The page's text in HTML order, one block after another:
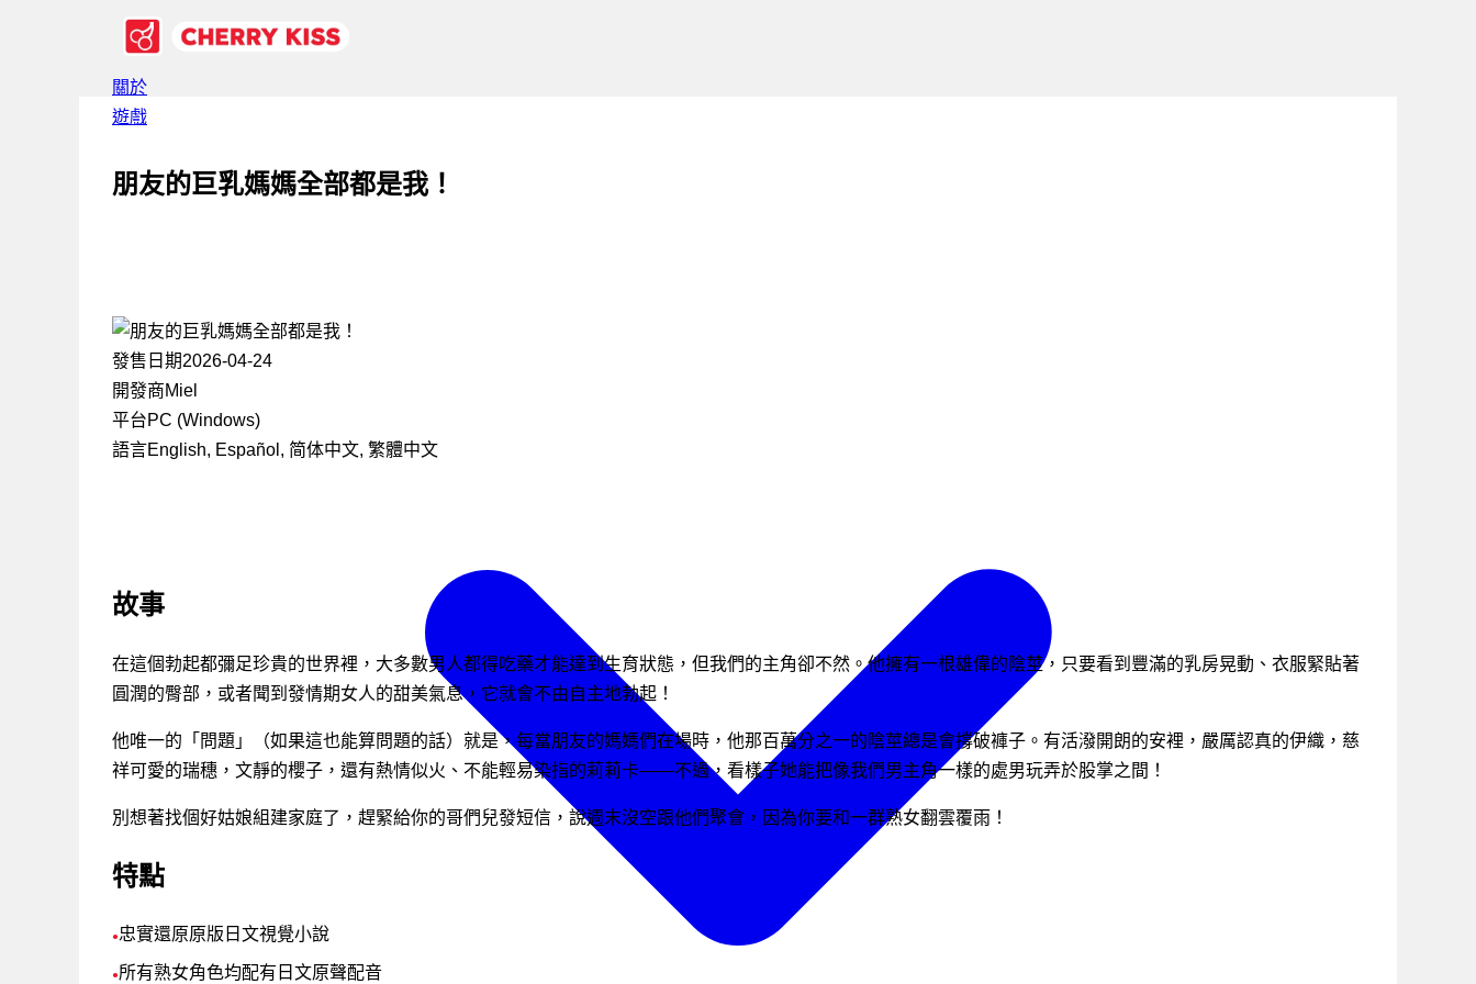
關於
遊戲
朋友的巨乳媽媽全部都是我！
發售日期2026-04-24
開發商Miel
平台PC (Windows)
語言English, Español, 简体中文, 繁體中文
故事
在這個勃起都彌足珍貴的世界裡，大多數男人都得吃藥才能達到生育狀態，但我們的主角卻不然。他擁有一根雄偉的陰莖，只要看到豐滿的乳房晃動、衣服緊貼著
圓潤的臀部，或者聞到發情期女人的甜美氣息，它就會不由自主地勃起！
他唯一的「問題」（如果這也能算問題的話）就是，每當朋友的媽媽們在場時，他那百萬分之一的陰莖總是會撐破褲子。有活潑開朗的安裡，嚴厲認真的伊織，慈
祥可愛的瑞穗，文靜的櫻子，還有熱情似火、不能輕易染指的莉莉卡——不過，看樣子她能把像我們男主角一樣的處男玩弄於股掌之間！
別想著找個好姑娘組建家庭了，趕緊給你的哥們兒發短信，說週末沒空跟他們聚會，因為你要和一群熟女翻雲覆雨！
特點
●忠實還原原版日文視覺小說
●所有熟女角色均配有日文原聲配音